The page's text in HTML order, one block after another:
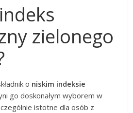
zielonego
o niskim indeksie
go doskonałym wyborem w
istotne dla osób z